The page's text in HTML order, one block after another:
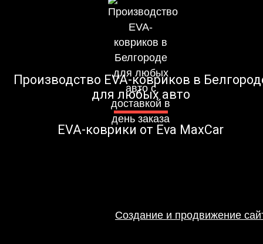
Производство EVA-ковриков в
для любых авто
EVA-коврики от Eva MaxCar
Создание и продвижение